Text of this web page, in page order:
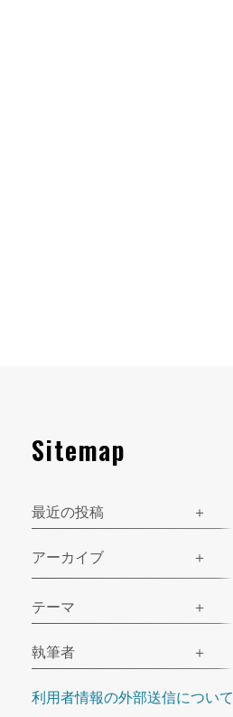
Sitemap
最近の投稿
アーカイブ
テーマ
執筆者
利用者情報の外部送信について